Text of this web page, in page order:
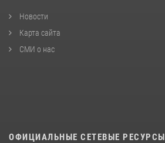
Новости
Карта сайта
СМИ о нас
ОФИЦИАЛЬНЫЕ СЕТЕВЫЕ РЕСУРСЫ